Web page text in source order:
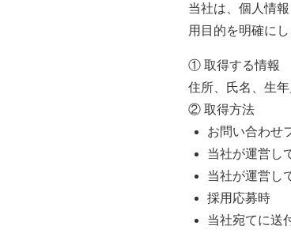
当社は、個人情
用目的を明確に
① 取得する情報
住所、氏名、生
② 取得方法
お問い合わせ
当社が運営し
当社が運営し
採用応募時
当社宛てに送